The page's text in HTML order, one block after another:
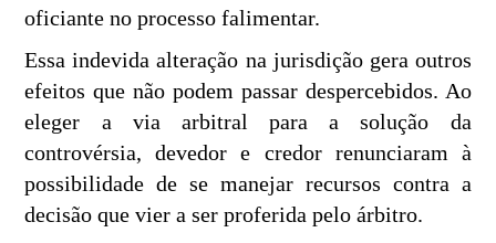
oficiante no processo falimentar.
Essa indevida alteração na jurisdição gera outros
efeitos que não podem passar despercebidos. Ao
eleger a via arbitral para a solução da
controvérsia, devedor e credor renunciaram à
possibilidade de se manejar recursos contra a
decisão que vier a ser proferida pelo árbitro.